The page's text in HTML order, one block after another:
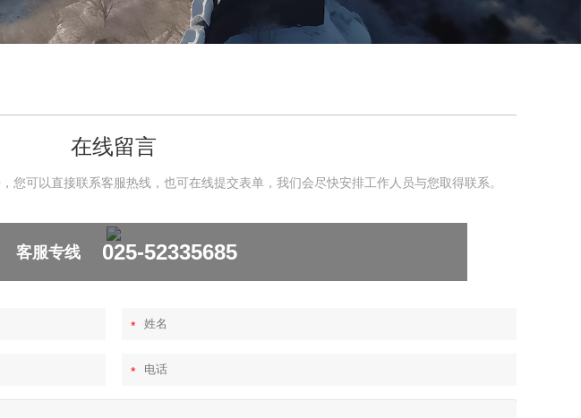
在线留言
您可以直接联系客服热线，也可在线提交表单，我们会尽快安排工作人员与您取得联系。
客服专线 025-52335685
*
*